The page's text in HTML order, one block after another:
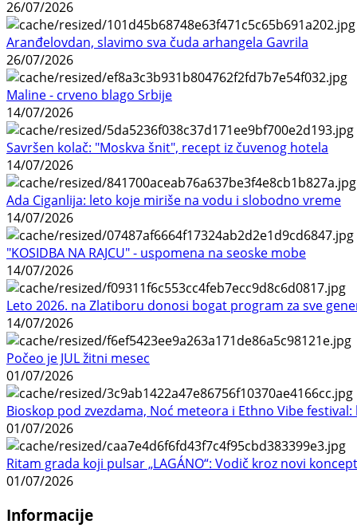
26/07/2026
Aranđelovdan, slavimo sva čuda arhangela Gavrila
26/07/2026
Maline - crveno blago Srbije
14/07/2026
Savršen kolač: "Moskva šnit", recept iz čuvenog hotela
14/07/2026
Ada Ciganlija: leto koje miriše na vodu i slobodno vreme
14/07/2026
"KOSIDBA NA RAJCU" - uspomena na seoske mobe
14/07/2026
Leto 2026. na Zlatiboru donosi bogat program za sve
14/07/2026
Počeo je JUL žitni mesec
01/07/2026
Bioskop pod zvezdama, Noć meteora i Ethno Vibe
01/07/2026
Ritam grada koji pulsar „LAGÁNO“: Vodič kroz novi
01/07/2026
Informacije